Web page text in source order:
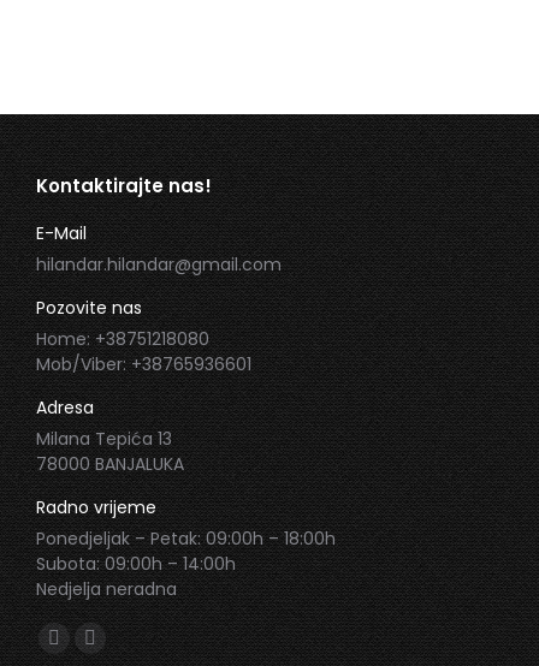
Kontaktirajte nas!
E-Mail
hilandar.hilandar@gmail.com
Pozovite nas
Home: +38751218080
Mob/Viber: +38765936601
Adresa
Milana Tepića 13
78000 BANJALUKA
Radno vrijeme
Ponedjeljak – Petak: 09:00h – 18:00h
Subota: 09:00h – 14:00h
Nedjelja neradna
Find us on:
Facebook
Instagram